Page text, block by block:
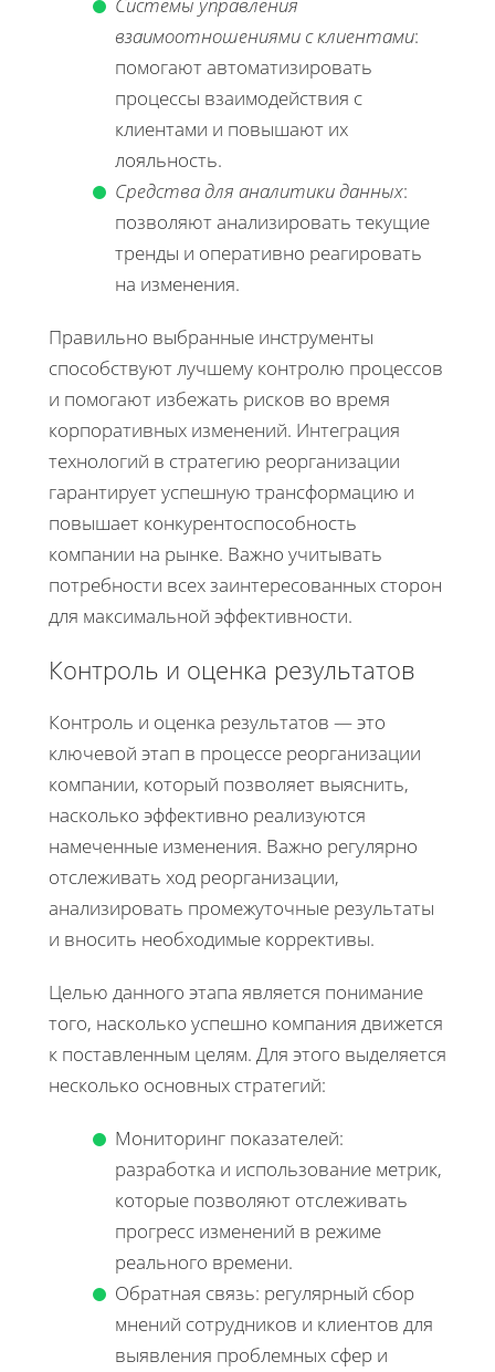
взаимоотношениями с клиентами:
помогают автоматизировать
процессы взаимодействия с
клиентами и повышают их
лояльность.
Средства для аналитики данных:
позволяют анализировать текущие
тренды и оперативно реагировать
на изменения.
Правильно выбранные инструменты
способствуют лучшему контролю процессов
и помогают избежать рисков во время
корпоративных изменений. Интеграция
технологий в стратегию реорганизации
гарантирует успешную трансформацию и
повышает конкурентоспособность
компании на рынке. Важно учитывать
потребности всех заинтересованных сторон
для максимальной эффективности.
Контроль и оценка результатов
Контроль и оценка результатов — это
ключевой этап в процессе реорганизации
компании, который позволяет выяснить,
насколько эффективно реализуются
намеченные изменения. Важно регулярно
отслеживать ход реорганизации,
анализировать промежуточные результаты
и вносить необходимые коррективы.
Целью данного этапа является понимание
того, насколько успешно компания движется
к поставленным целям. Для этого выделяется
несколько основных стратегий:
Мониторинг показателей:
разработка и использование метрик,
которые позволяют отслеживать
прогресс изменений в режиме
реального времени.
Обратная связь: регулярный сбор
мнений сотрудников и клиентов для
выявления проблемных сфер и